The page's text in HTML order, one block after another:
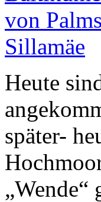
Heute
später-
„Wende“